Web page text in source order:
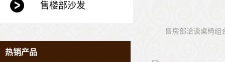
售楼部沙发
热销产品
售房部洽谈桌椅组